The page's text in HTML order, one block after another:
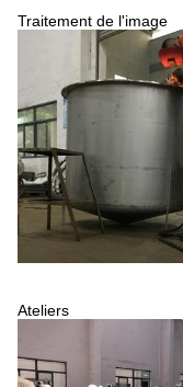
Traitement de l'image
Ateliers